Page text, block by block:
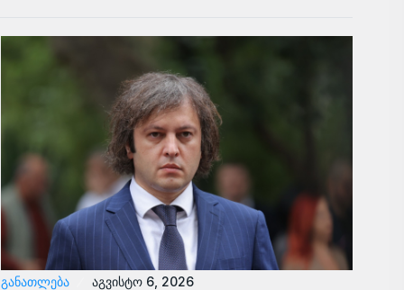
ᲒᲐᲜᲐᲗᲚᲔᲑᲐ აგვისტო 6, 2026